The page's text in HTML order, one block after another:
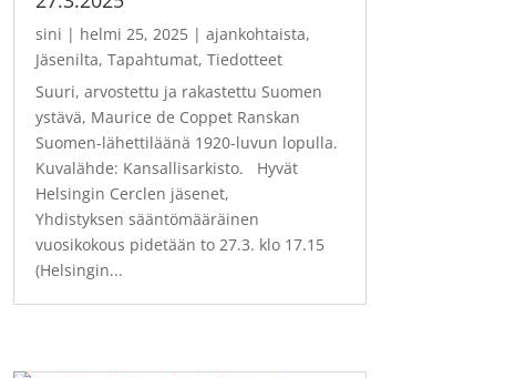
sini | helmi 25, 2025| ajankohtaista,
Jäsenilta, Tapahtumat, Tiedotteet
Suuri, arvostettu ja rakastettu Suomen
ystävä, Maurice de Coppet Ranskan
Suomen-lähettiläänä 1920-luvun lopulla.
Kuvalähde: Kansallisarkisto. Hyvät
Helsingin Cerclen jäsenet,
Yhdistyksen sääntömääräinen
vuosikokous pidetään to 27.3. klo 17.15
(Helsingin...